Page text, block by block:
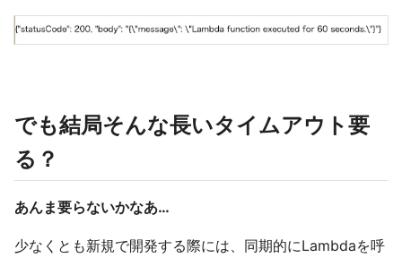
でも結局そんな長いタイムアウト要
る？
あんま要らないかなあ…
少なくとも新規で開発する際には、同期的にLambdaを呼